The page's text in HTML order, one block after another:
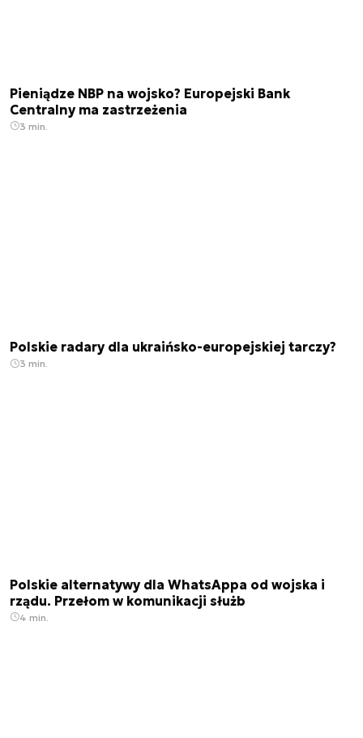
Pieniądze NBP na wojsko? Europejski Bank
Centralny ma zastrzeżenia
3 min.
Polskie radary dla ukraińsko-europejskiej tarczy?
3 min.
Polskie alternatywy dla WhatsAppa od wojska i
rządu. Przełom w komunikacji służb
4 min.